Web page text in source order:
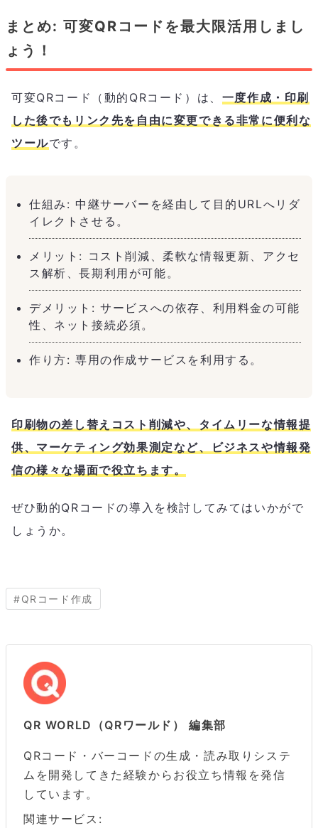
まとめ: 可変QRコードを最大限活用しまし
ょう！
可変QRコード（動的QRコード）は、 一度作成・印刷
した後でもリンク先を自由に変更できる非常に便利な
ツールです。
仕組み: 中継サーバーを経由して目的URLへリダ
イレクトさせる。
メリット: コスト削減、柔軟な情報更新、アクセ
ス解析、長期利用が可能。
デメリット: サービスへの依存、利用料金の可能
性、ネット接続必須。
作り方: 専用の作成サービスを利用する。
印刷物の差し替えコスト削減や、タイムリーな情報提
供、マーケティング効果測定など、ビジネスや情報発
信の様々な場面で役立ちます。
ぜひ動的QRコードの導入を検討してみてはいかがで
しょうか。
#QRコード作成
QR WORLD（QRワールド） 編集部
QRコード・バーコードの生成・読み取りシステ
ムを開発してきた経験からお役立ち情報を発信
しています。
関連サービス: